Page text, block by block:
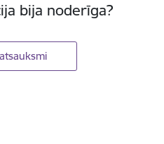
bija noderīga?